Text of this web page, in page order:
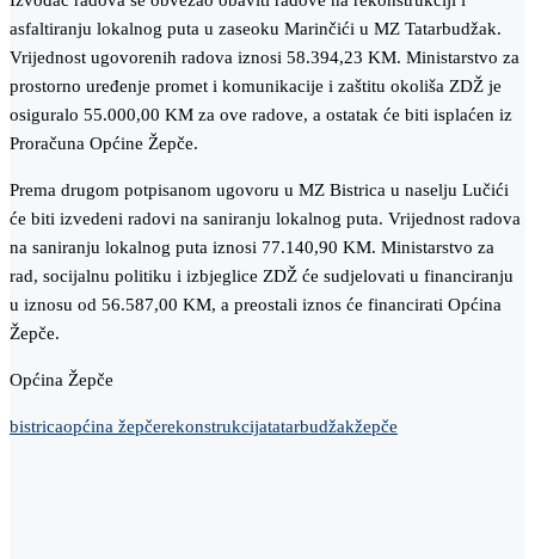
asfaltiranju lokalnog puta u zaseoku Marinčići u MZ Tatarbudžak.
Vrijednost ugovorenih radova iznosi 58.394,23 KM. Ministarstvo za
prostorno uređenje promet i komunikacije i zaštitu okoliša ZDŽ je
osiguralo 55.000,00 KM za ove radove, a ostatak će biti isplaćen iz
Proračuna Općine Žepče.
Prema drugom potpisanom ugovoru u MZ Bistrica u naselju Lučići
će biti izvedeni radovi na saniranju lokalnog puta. Vrijednost radova
na saniranju lokalnog puta iznosi 77.140,90 KM. Ministarstvo za
rad, socijalnu politiku i izbjeglice ZDŽ će sudjelovati u financiranju
u iznosu od 56.587,00 KM, a preostali iznos će financirati Općina
Žepče.
Općina Žepče
bistricaopćina žepčerekonstrukcijatatarbudžakžepče